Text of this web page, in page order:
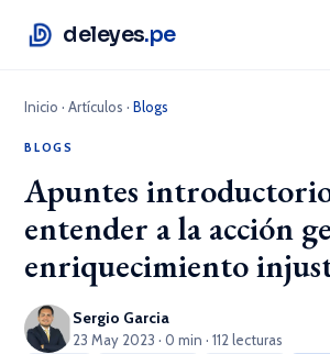
deleyes.pe
Inicio ·Artículos ·Blogs
BLOGS
Apuntes
entender a la acción
enriquecimiento
Sergio Garcia
23 May 2023 · 0 min · 112 lecturas